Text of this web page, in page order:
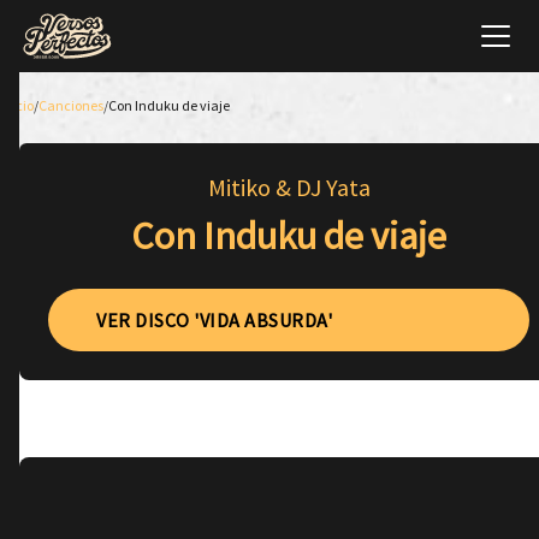
Inicio/Canciones/Con Induku de viaje
Mitiko & DJ Yata
Con Induku de viaje
VER DISCO 'VIDA ABSURDA'